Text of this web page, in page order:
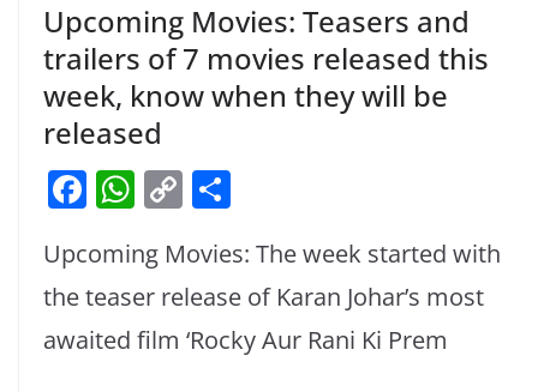
Upcoming Movies: Teasers and
trailers of 7 movies released this
week, know when they will be
released
F
c
e
b
W
at
s
A
C
p
y
Li
ar
e
Upcoming Movies: The week started with
the teaser release of Karan Johar’s most
awaited film ‘Rocky Aur Rani Ki Prem